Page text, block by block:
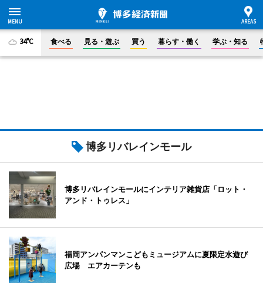
34°C 食べる 見る・遊ぶ 買う 暮らす・働く 学ぶ・知る
博多リバレインモール
博多リバレインモールにインテリア雑貨店「ロット・
アンド・トゥレス」
福岡アンパンマンこどもミュージアムに夏限定水遊び
広場 エアカーテンも